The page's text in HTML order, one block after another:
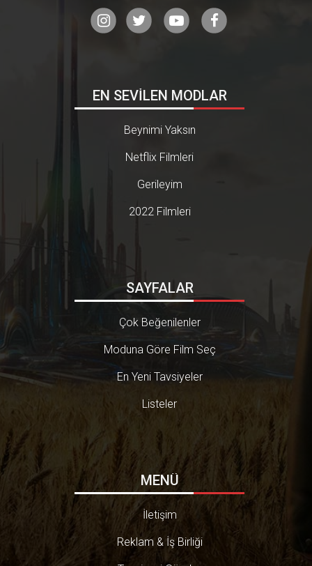
EN SEVİLEN MODLAR
Beynimi Yaksın
Netflix Filmleri
Gerileyim
2022 Filmleri
SAYFALAR
Çok Beğenilenler
Moduna Göre Film Seç
En Yeni Tavsiyeler
Listeler
MENÜ
İletişim
Reklam & İş Birliği